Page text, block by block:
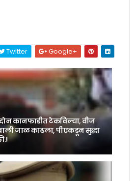
Twitter Google+
कानफाडीत टेकविल्या, वीज
जाळ काढला, पीएकडून सुद्धा